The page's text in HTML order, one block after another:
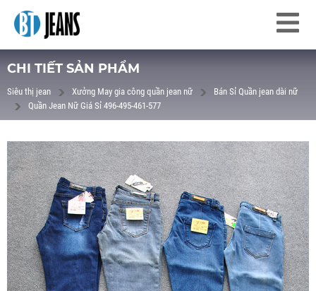
CHI TIẾT SẢN PHẨM
Siêu thị jean Xưởng May gia công quần jean nữ
Bán Sỉ Quần jean dài nữ
Quần Jean Nữ Giá Sỉ 496-495-461-577